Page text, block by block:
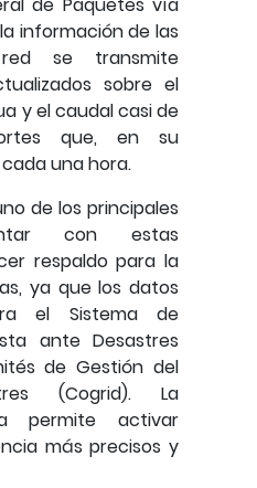
de Paquetes vía
información de las
se transmite
sobre el
y el caudal casi de
que, en su
una hora.
de los principales
con estas
respaldo para la
ya que los datos
el Sistema de
ante Desastres
de Gestión del
(Cogrid). La
permite activar
más precisos y